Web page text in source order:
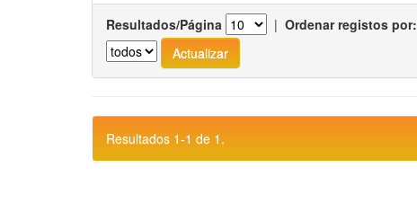
Resultados/Página | Ordenar registos por:
Resultados 1-1 de 1.